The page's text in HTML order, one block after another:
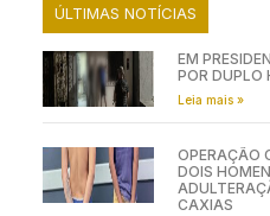
ÚLTIMAS NOTÍCIAS
EM
POR DUPLO
Leia mais »
OPERAÇÃO
DOIS
CAXIAS